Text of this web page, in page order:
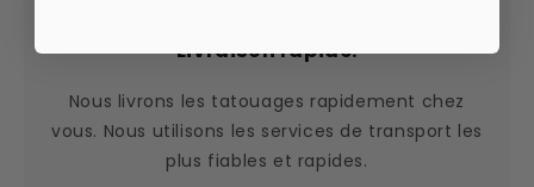
Livraison rapide.
Nous livrons les tatouages rapidement chez
vous. Nous utilisons les services de transport les
plus fiables et rapides.